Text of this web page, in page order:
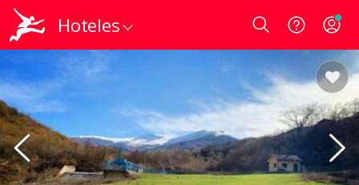
Hoteles Login